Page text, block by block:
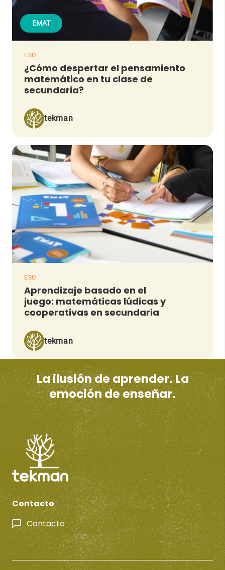
EMAT
ESO
¿Cómo despertar el pensamiento
matemático en tu clase de
secundaria?
tekman
ESO
Aprendizaje basado en el
juego: matemáticas lúdicas y
cooperativas en secundaria
tekman
La ilusión de aprender. La
emoción de enseñar.
Contacto
Contacto